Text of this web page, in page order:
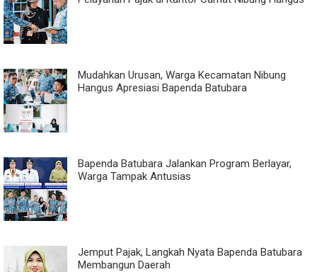
Mudahkan Urusan, Warga Kecamatan Nibung
Hangus Apresiasi Bapenda Batubara
Bapenda Batubara Jalankan Program Berlayar,
Warga Tampak Antusias
Jemput Pajak, Langkah Nyata Bapenda Batubara
Membangun Daerah